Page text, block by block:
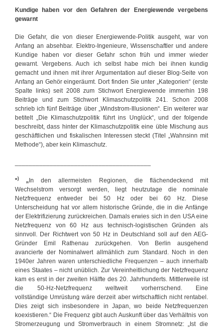
Kundige haben vor den Gefahren der Energiewende vergebens
gewarnt
Die Gefahr, die von dieser Energiewende-Politik ausgeht, war von
Anfang an absehbar. Elektro-Ingenieure, Wissenschaftler und andere
Kundige haben vor dieser Gefahr schon früh und immer wieder
gewarnt. Vergebens. Auch ich selbst habe mich bei ihnen kundig
gemacht und ihnen mit ihrer Argumentation auf dieser Blog-Seite von
Anfang an Gehör eingeräumt. Dort finden Sie unter „Kategorien“ (erste
Spalte links) seit 2008 zum Stichwort Energiewende immerhin 198
Beiträge und zum Stichwort Klimaschutzpolitik 241. Schon 2008
schrieb ich fünf Beiträge über „Windstrom-Illusionen“. Ein weiterer war
betitelt „Die Klimaschutzpolitik führt ins Unglück“, und der folgende
beschreibt, dass hinter der Klimaschutzpolitik eine üble Mischung aus
geschäftlichen und fiskalischen Interessen steckt (Titel „Wahnsinn mit
Methode“), aber kein Klimaschutz.
*) „ In den allermeisten Regionen, die flächendeckend mit
Wechselstrom versorgt werden, liegt heutzutage die nominale
Netzfrequenz entweder bei 50 Hz oder bei 60 Hz. Diese
Unterscheidung hat vor allem historische Gründe, die in die Anfänge
der Elektrifizierung zurückreichen. Damals erwies sich in den USA eine
Netzfrequenz von 60 Hz aus technisch-logistischen Gründen als
sinnvoll. Der Richtwert von 50 Hz in Deutschland soll auf den AEG-
Gründer Emil Rathenau zurückgehen. Von Berlin ausgehend
avancierte der Nominalwert allmählich zum Standard. Noch in den
1940er Jahren waren unterschiedliche Frequenzen – auch innerhalb
eines Staates – nicht unüblich. Zur Vereinheitlichung der Netzfrequenz
kam es erst in der zweiten Hälfte des 20. Jahrhunderts. Mittlerweile ist
die 50-Hz-Netzfrequenz weltweit vorherrschend. Eine
vollständige Umrüstung wäre derzeit aber wirtschaftlich nicht rentabel.
Dies zeigt sich insbesondere in Japan, wo beide Netzfrequenzen
koexistieren.“ Die Frequenz gibt auch Auskunft über das Verhältnis von
Stromerzeugung und Stromverbrauch in einem Stromnetz: „Ist die